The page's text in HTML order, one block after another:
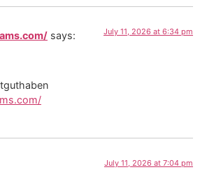
says: July 11, 2026 at 6:34 pm
July 11, 2026 at 7:04 pm